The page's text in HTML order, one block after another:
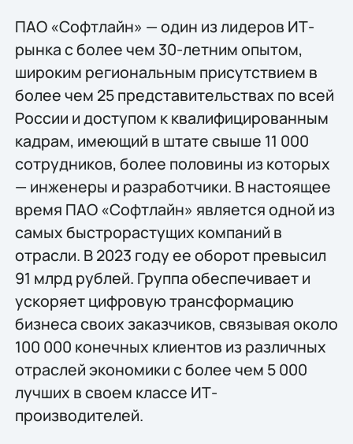
ПАО «Софтлайн» — один из лидеров ИТ-
рынка с более чем 30-летним опытом,
широким региональным присутствием в
более чем 25 представительствах по всей
России и доступом к квалифицированным
кадрам, имеющий в штате свыше 11 000
сотрудников, более половины из которых
— инженеры и разработчики. В настоящее
время ПАО «Софтлайн» является одной из
самых быстрорастущих компаний в
отрасли. В 2023 году ее оборот превысил
91 млрд рублей. Группа обеспечивает и
ускоряет цифровую трансформацию
бизнеса своих заказчиков, связывая около
100 000 конечных клиентов из различных
отраслей экономики с более чем 5 000
лучших в своем классе ИТ-
производителей.